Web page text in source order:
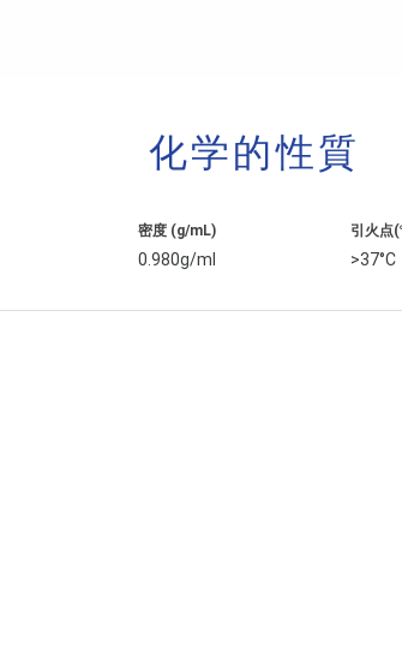
化学的性質
密度 (g/mL)
0.980g/ml
引火点
>37°C